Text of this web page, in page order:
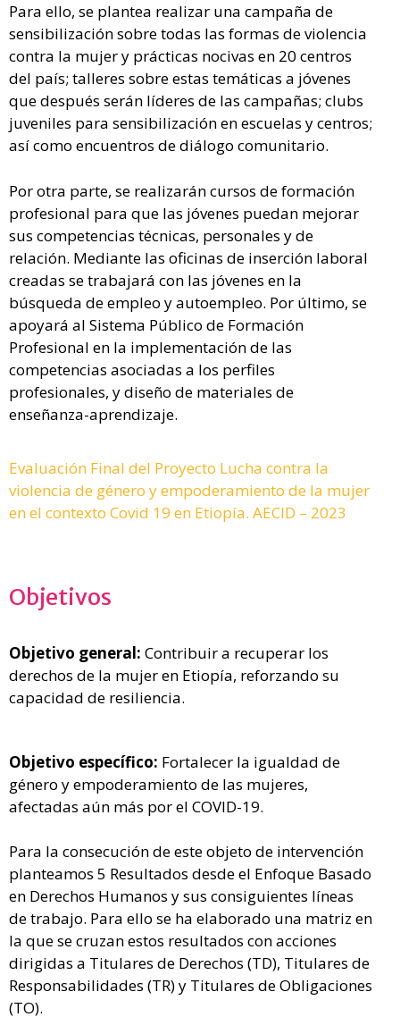
Para ello, se plantea realizar una campaña de
sensibilización sobre todas las formas de violencia
contra la mujer y prácticas nocivas en 20 centros
del país; talleres sobre estas temáticas a jóvenes
que después serán líderes de las campañas; clubs
juveniles para sensibilización en escuelas y centros;
así como encuentros de diálogo comunitario.
Por otra parte, se realizarán cursos de formación
profesional para que las jóvenes puedan mejorar
sus competencias técnicas, personales y de
relación. Mediante las oficinas de inserción laboral
creadas se trabajará con las jóvenes en la
búsqueda de empleo y autoempleo. Por último, se
apoyará al Sistema Público de Formación
Profesional en la implementación de las
competencias asociadas a los perfiles
profesionales, y diseño de materiales de
enseñanza-aprendizaje.
Evaluación Final del Proyecto Lucha contra la
violencia de género y empoderamiento de la mujer
en el contexto Covid 19 en Etiopía. AECID – 2023
Objetivos
Objetivo general: Contribuir a recuperar los
derechos de la mujer en Etiopía, reforzando su
capacidad de resiliencia.
Objetivo específico: Fortalecer la igualdad de
género y empoderamiento de las mujeres,
afectadas aún más por el COVID-19.
Para la consecución de este objeto de intervención
planteamos 5 Resultados desde el Enfoque Basado
en Derechos Humanos y sus consiguientes líneas
de trabajo. Para ello se ha elaborado una matriz en
la que se cruzan estos resultados con acciones
dirigidas a Titulares de Derechos (TD), Titulares de
Responsabilidades (TR) y Titulares de Obligaciones
(TO).